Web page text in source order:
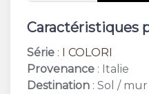
Caractéristiques
Série : I COLORI
Provenance : Italie
Destination : Sol / mur